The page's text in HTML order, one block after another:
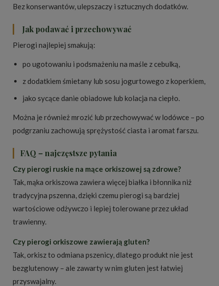
Bez konserwantów, ulepszaczy i sztucznych dodatków.
Jak podawać i przechowywać
Pierogi najlepiej smakują:
po ugotowaniu i podsmażeniu na maśle z cebulką,
z dodatkiem śmietany lub sosu jogurtowego z koperkiem,
jako sycące danie obiadowe lub kolacja na ciepło.
Można je również mrozić lub przechowywać w lodówce – po
podgrzaniu zachowują sprężystość ciasta i aromat farszu.
FAQ – najczęstsze pytania
Czy pierogi ruskie na mące orkiszowej są zdrowe?
Tak, mąka orkiszowa zawiera więcej białka i błonnika niż
tradycyjna pszenna, dzięki czemu pierogi są bardziej
wartościowe odżywczo i lepiej tolerowane przez układ
trawienny.
Czy pierogi orkiszowe zawierają gluten?
Tak, orkisz to odmiana pszenicy, dlatego produkt nie jest
bezglutenowy – ale zawarty w nim gluten jest łatwiej
przyswajalny.